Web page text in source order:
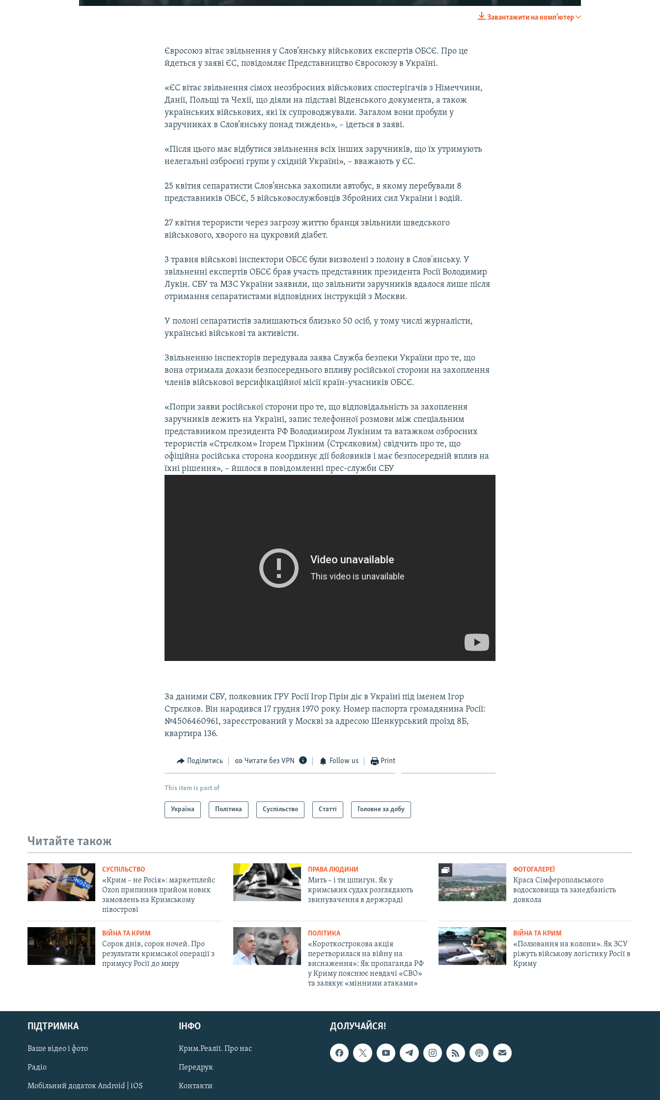
Русский
Qırımtatar
ДОЛУЧАЙСЯ!
Завантажити на комп'ютер
Євросоюз вітає звільнення у Слов’янську військових експертів ОБСЄ. Про це
йдеться у заяві ЄС, повідомляє Представництво Євросоюзу в Україні.
«ЄС вітає звільнення сімох неозброєних військових спостерігачів з Німеччини,
Данії, Польщі та Чехії, що діяли на підставі Віденського документа, а також
українських військових, які їх супроводжували. Загалом вони пробули у
заручниках в Слов’янську понад тиждень», – ідеться в заяві.
«Після цього має відбутися звільнення всіх інших заручників, що їх утримують
нелегальні озброєні групи у східній Україні», – вважають у ЄС.
25 квітня сепаратисти Слов’янська захопили автобус, в якому перебували 8
представників ОБСЄ, 5 військовослужбовців Збройних сил України і водій.
27 квітня терористи через загрозу життю бранця звільнили шведського
військового, хворого на цукровий діабет.
3 травня військові інспектори ОБСЄ були визволені з полону в Слов'янську. У
звільненні експертів ОБСЄ брав участь представник президента Росії Володимир
Лукін. СБУ та МЗС України заявили, що звільнити заручників вдалося лише після
отримання сепаратистами відповідних інструкцій з Москви.
У полоні сепаратистів залишаються близько 50 осіб, у тому числі журналісти,
українські військові та активісти.
Звільненню інспекторів передувала заява Служба безпеки України про те, що
вона отримала докази безпосереднього впливу російської сторони на захоплення
членів військової версифікаційної місії країн-учасників ОБСЄ.
«Попри заяви російської сторони про те, що відповідальність за захоплення
заручників лежить на Україні, запис телефонної розмови між спеціальним
представником президента РФ Володимиром Лукіним та ватажком озброєних
терористів «Стрєлком» Ігорем Гіркіним (Стрєлковим) свідчить про те, що
офіційна російська сторона координує дії бойовиків і має безпосередній вплив на
їхні рішення», – йшлося в повідомленні прес-служби СБУ
За даними СБУ, полковник ГРУ Росії Ігор Гірін діє в Україні під іменем Ігор
Стрєлков. Він народився 17 грудня 1970 року. Номер паспорта громадянина Росії:
№4506460961, зареєстрований у Москві за адресою Шенкурський проїзд 8Б,
квартира 136.
Поділитись Читати без VPN Follow us Print
This item is part of
Україна Політика Суспільство Статті Головне за добу
Читайте також
СУСПІЛЬСТВО
«Крим – не Росія»: маркетплейс
Ozon припинив прийом нових
замовлень на Кримському
півострові
ПРАВА ЛЮДИНИ
Мить – і ти шпигун. Як у
кримських судах розглядають
звинувачення в держзраді
ФОТОГАЛЕРЕЇ
Краса Сімферопольського
водосховища та занедбаність
довкола
ВІЙНА ТА КРИМ
Сорок днів, сорок ночей. Про
результати кримської операції з
примусу Росії до миру
ПОЛІТИКА
«Короткострокова акція
перетворилася на війну на
виснаження»: Як пропаганда РФ
у Криму пояснює невдачі «СВО»
та залякує «мінними атаками»
ВІЙНА ТА КРИМ
«Полювання на колони». Як ЗСУ
ріжуть військову логістику Росії в
Криму
ДОЛУЧАЙСЯ!
ПІДТРИМКА
Ваше відео і фото
Радіо
Мобільний додаток Android | iOS
ІНФО
Крим.Реалії. Про нас
Передрук
Контакти